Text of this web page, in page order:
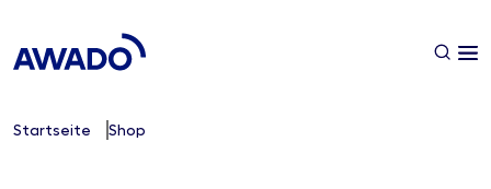
Startseite Shop